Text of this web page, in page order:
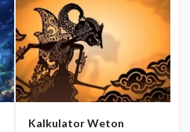
Kalkulator Weton